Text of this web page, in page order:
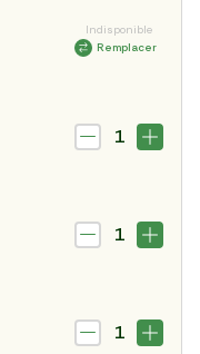
Indisponible
Remplacer
1
1
1